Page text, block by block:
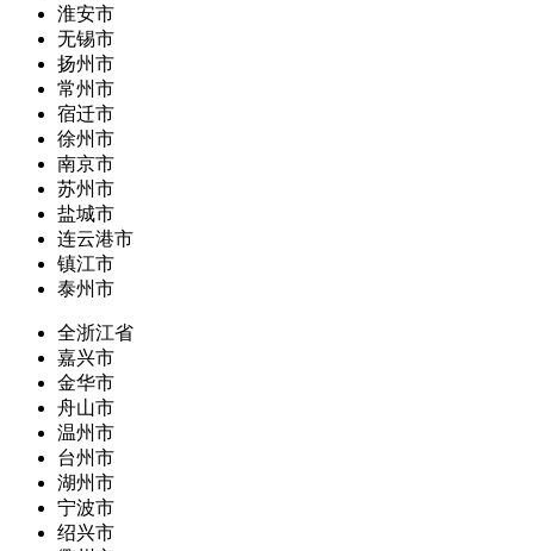
淮安市
无锡市
扬州市
常州市
宿迁市
徐州市
南京市
苏州市
盐城市
连云港市
镇江市
泰州市
全浙江省
嘉兴市
金华市
舟山市
温州市
台州市
湖州市
宁波市
绍兴市